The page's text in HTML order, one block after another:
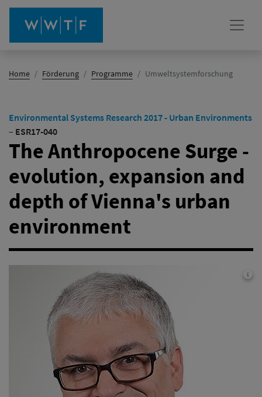
Home Förderung Programme Umweltsystemforschung(Aktiv)
Environmental Systems Research 2017 - Urban Environments
– ESR17-040
The Anthropocene Surge -
evolution, expansion and
depth of Vienna's urban
environment